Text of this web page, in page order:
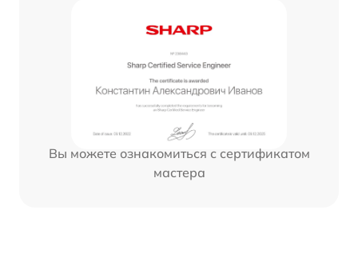
Вы можете ознакомиться с сертификатом
мастера